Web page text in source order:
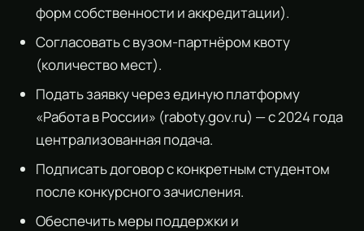
форм собственности и аккредитации).
Согласовать с вузом-партнёром квоту
(количество мест).
Подать заявку через единую платформу
«Работа в России» (raboty.gov.ru) — с 2024 года
централизованная подача.
Подписать договор с конкретным студентом
после конкурсного зачисления.
Обеспечить меры поддержки и